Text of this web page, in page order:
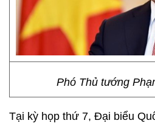
Phó Thủ tướng
Tại kỳ họp thứ 7, Đại biểu